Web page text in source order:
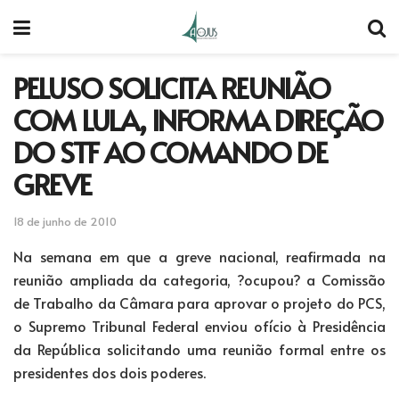
PELUSO SOLICITA REUNIÃO
COM LULA, INFORMA DIREÇÃO
DO STF AO COMANDO DE
GREVE
18 de junho de 2010
Na semana em que a greve nacional, reafirmada na
reunião ampliada da categoria, ?ocupou? a Comissão
de Trabalho da Câmara para aprovar o projeto do PCS,
o Supremo Tribunal Federal enviou ofício à Presidência
da República solicitando uma reunião formal entre os
presidentes dos dois poderes.